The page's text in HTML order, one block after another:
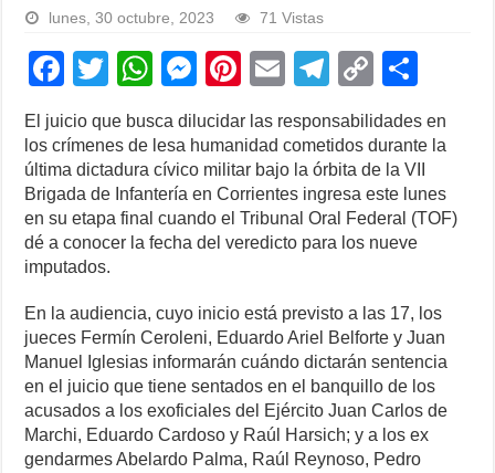
lunes, 30 octubre, 2023 71 Vistas
F
a
c
e
b
o
o
k
T
wi
tt
er
W
at
s
A
p
M
e
ss
e
n
g
Pi
nt
er
e
st
E
ail
T
el
e
gr
a
m
C
o
p
y
Li
n
ar
e
El juicio que busca dilucidar las responsabilidades en
los crímenes de lesa humanidad cometidos durante la
última dictadura cívico militar bajo la órbita de la VII
Brigada de Infantería en Corrientes ingresa este lunes
en su etapa final cuando el Tribunal Oral Federal (TOF)
dé a conocer la fecha del veredicto para los nueve
imputados.
En la audiencia, cuyo inicio está previsto a las 17, los
jueces Fermín Ceroleni, Eduardo Ariel Belforte y Juan
Manuel Iglesias informarán cuándo dictarán sentencia
en el juicio que tiene sentados en el banquillo de los
acusados a los exoficiales del Ejército Juan Carlos de
Marchi, Eduardo Cardoso y Raúl Harsich; y a los ex
gendarmes Abelardo Palma, Raúl Reynoso, Pedro